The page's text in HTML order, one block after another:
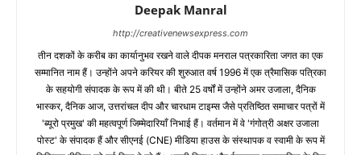
Deepak Manral
http://creativenewsexpress.com
तीन दशकों के करीब का कार्यानुभव रखने वाले दीपक मनराल पत्रकारिता जगत का एक
सम्मानित नाम हैं। उन्होंने अपने करियर की शुरुआत वर्ष 1996 में एक त्रैमासिक पत्रिका
के सहयोगी संपादक के रूप में की थी। बीते 25 वर्षों में उन्होंने अमर उजाला, दैनिक
भास्कर, दैनिक आज, उत्तरांचल दीप और चारधाम टाइम्स जैसे प्रतिष्ठित समाचार पत्रों में
'ब्यूरो प्रमुख' की महत्वपूर्ण जिम्मेदारियाँ निभाई हैं। वर्तमान में वे 'गंगोत्री अक्षर उजाला
पोस्ट' के संपादक हैं और सीएनई (CNE) मीडिया हाउस के संस्थापक व स्वामी के रूप में